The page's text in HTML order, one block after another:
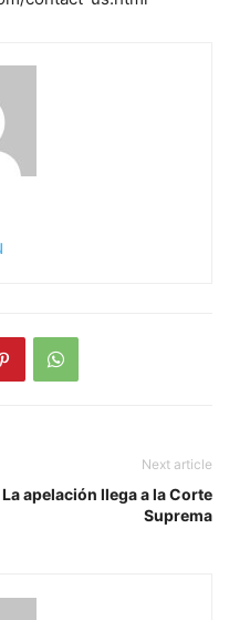
Next article
La apelación llega a la Corte
Suprema